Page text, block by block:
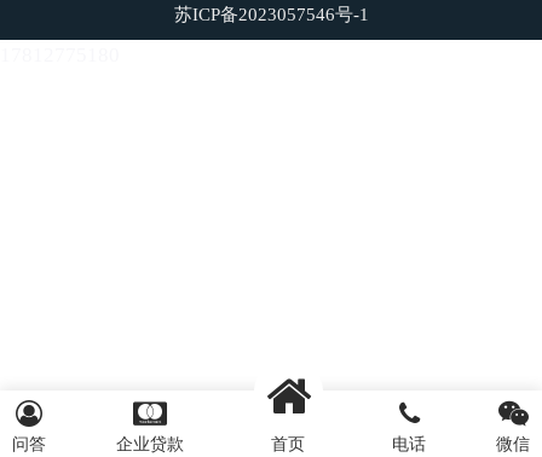
苏ICP备2023057546号-1
问答 企业贷款 首页 电话 微信